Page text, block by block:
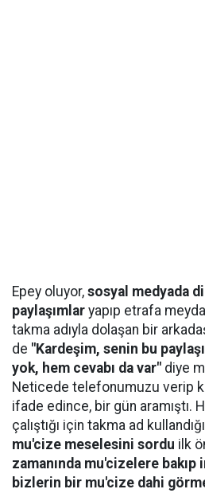
Epey oluyor, sosyal medyada
paylaşımlar yapıp etrafa
takma adıyla dolaşan bir
de "Kardeşim, senin bu
yok, hem cevabı da var" diye
Neticede telefonumuzu verip
ifade edince, bir gün aramıştı.
çalıştığı için takma ad
mu'cize meselesini sordu ilk
zamanında mu'cizelere
bizlerin bir mu'cize dahi